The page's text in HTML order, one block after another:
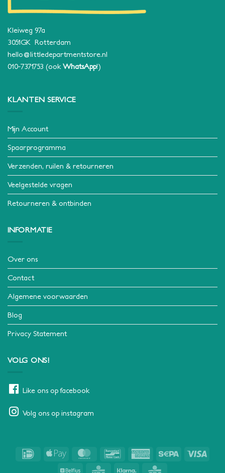
Kleiweg 97a
3051GK Rotterdam
hello@littledepartmentstore.nl
010-7371753 (ook WhatsApp!)
KLANTEN SERVICE
Mijn Account
Spaarprogramma
Verzenden, ruilen & retourneren
Veelgestelde vragen
Retourneren & ontbinden
INFORMATIE
Over ons
Contact
Algemene voorwaarden
Blog
Privacy Statement
VOLG ONS!
Like ons op facebook
Volg ons op instagram
IDeal
Apple
MasterCardBancontact American Sepa
Belfius KBC Klarna